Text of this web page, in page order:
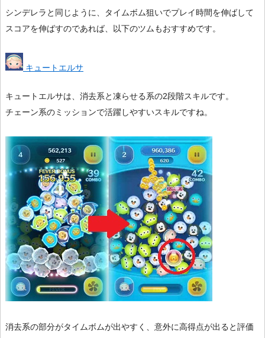
シンデレラと同じように、タイムボム狙いでプレイ時間を伸ばして
スコアを伸ばすのであれば、以下のツムもおすすめです。
キュートエルサ
キュートエルサは、消去系と凍らせる系の2段階スキルです。
チェーン系のミッションで活躍しやすいスキルですね。
消去系の部分がタイムボムが出やすく、意外に高得点が出ると評価